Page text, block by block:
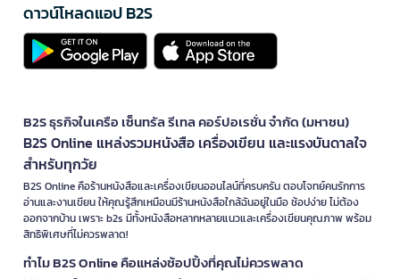
ดาวน์โหลดแอป B2S
B2S ธุรกิจในเครือ เซ็นทรัล รีเทล คอร์ปอเรชั่น จำกัด (มหาชน)
B2S Online แหล่งรวมหนังสือ เครื่องเขียน และแรงบันดาลใจ
สำหรับทุกวัย
B2S Online คือร้านหนังสือและเครื่องเขียนออนไลน์ที่ครบครัน ตอบโจทย์คนรักการ
อ่านและงานเขียน ให้คุณรู้สึกเหมือนมีร้านหนังสือใกล้ฉันอยู่ในมือ ช้อปง่าย ไม่ต้อง
ออกจากบ้าน เพราะ b2s มีทั้งหนังสือหลากหลายแนวและเครื่องเขียนคุณภาพ พร้อม
สิทธิพิเศษที่ไม่ควรพลาด!
ทำไม B2S Online คือแหล่งช้อปปิ้งที่คุณไม่ควรพลาด